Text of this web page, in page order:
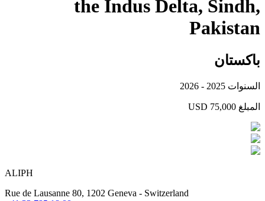
the Indus Delta, Sindh,
Pakistan
باكستان
السنوات 2025 - 2026
المبلغ USD 75,000
ALIPH
Rue de Lausanne 80, 1202 Geneva - Switzerland